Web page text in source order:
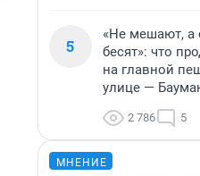
5
«Не мешают, а
бесят»: что
на главной
улице —
2 786 5
МНЕНИЕ